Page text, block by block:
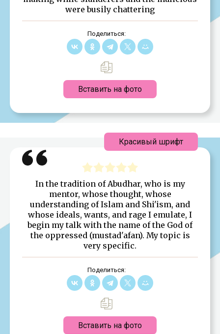
were busily chattering
Поделиться:
Вставить на фото
In the tradition of Abudhar, who is my
mentor, whose thought, whose
understanding of Islam and Shi'ism, and
whose ideals, wants, and rage I emulate, I
begin my talk with the name of the God of
the oppressed (mustad'afan). My topic is
very specific.
Поделиться:
Вставить на фото
Красивый шрифт